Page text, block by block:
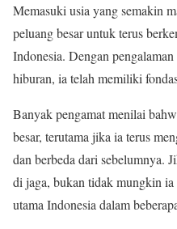
Memasuki usia yang semakin
peluang besar untuk terus
Indonesia. Dengan
hiburan, ia telah memiliki
Banyak pengamat menilai
besar, terutama jika ia terus
dan berbeda dari sebelumnya.
di jaga, bukan tidak mungkin
utama Indonesia dalam